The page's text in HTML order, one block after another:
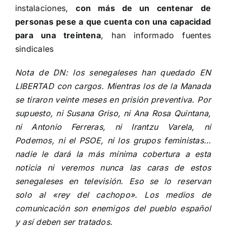
instalaciones,con más de un centenar de
personas pese a que cuenta con una capacidad
para una treintena, han informado fuentes
sindicales
Nota de DN: los senegaleses han quedado EN
LIBERTAD con cargos. Mientras los de la Manada
se tiraron veinte meses en prisión preventiva. Por
supuesto, ni Susana Griso, ni Ana Rosa Quintana,
ni Antonio Ferreras, ni Irantzu Varela, ni
Podemos, ni el PSOE, ni los grupos feministas…
nadie le dará la más mínima cobertura a esta
noticia ni veremos nunca las caras de estos
senegaleses en televisión. Eso se lo reservan
solo al «rey del cachopo». Los medios de
comunicación son enemigos del pueblo español
y así deben ser tratados.